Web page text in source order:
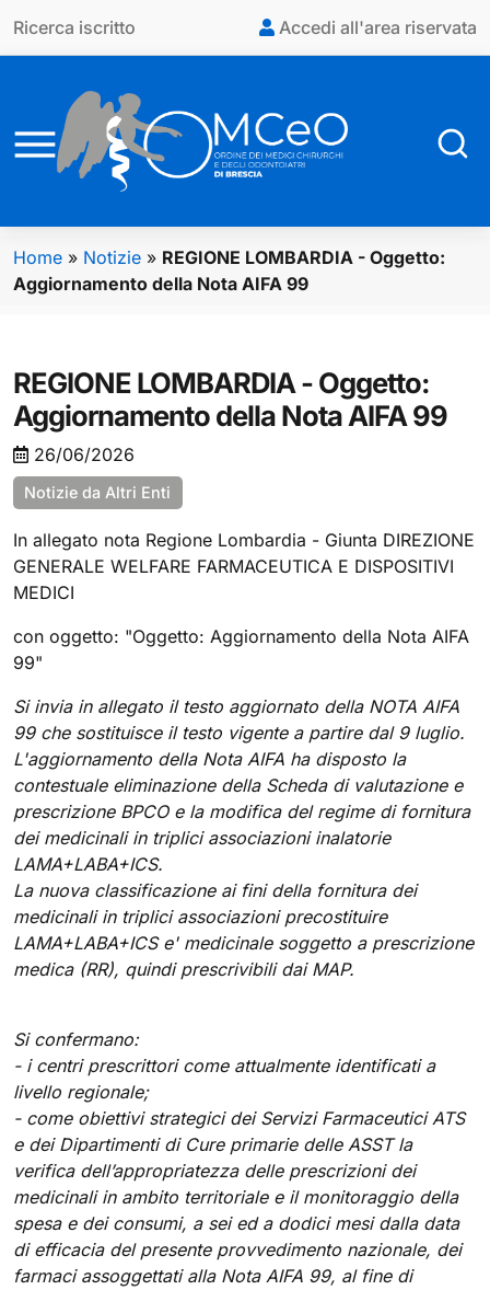
Ricerca iscritto Accedi all'area riservata
Home » Notizie » REGIONE LOMBARDIA - Oggetto:
Aggiornamento della Nota AIFA 99
REGIONE LOMBARDIA - Oggetto:
Aggiornamento della Nota AIFA 99
26/06/2026
Notizie da Altri Enti
In allegato nota Regione Lombardia - Giunta DIREZIONE
GENERALE WELFARE FARMACEUTICA E DISPOSITIVI
MEDICI
con oggetto: "Oggetto: Aggiornamento della Nota AIFA
99"
Si invia in allegato il testo aggiornato della NOTA AIFA
99 che sostituisce il testo vigente a partire dal 9 luglio.
L'aggiornamento della Nota AIFA ha disposto la
contestuale eliminazione della Scheda di valutazione e
prescrizione BPCO e la modifica del regime di fornitura
dei medicinali in triplici associazioni inalatorie
LAMA+LABA+ICS.
La nuova classificazione ai fini della fornitura dei
medicinali in triplici associazioni precostituire
LAMA+LABA+ICS e' medicinale soggetto a prescrizione
medica (RR), quindi prescrivibili dai MAP.
Si confermano:
- i centri prescrittori come attualmente identificati a
livello regionale;
- come obiettivi strategici dei Servizi Farmaceutici ATS
e dei Dipartimenti di Cure primarie delle ASST la
verifica dell’appropriatezza delle prescrizioni dei
medicinali in ambito territoriale e il monitoraggio della
spesa e dei consumi, a sei ed a dodici mesi dalla data
di efficacia del presente provvedimento nazionale, dei
farmaci assoggettati alla Nota AIFA 99, al fine di